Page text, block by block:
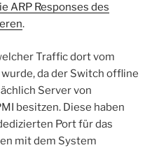
ARP Responses des
.
Traffic dort vom
da der Switch offline
Server von
besitzen. Diese haben
Port für das
mit dem System